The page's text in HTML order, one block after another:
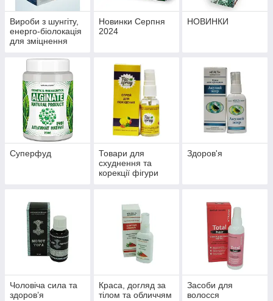
Вироби з шунгіту,
енерго-біолокація
для зміцнення
профілактики
хвороб
Новинки Серпня
2024
НОВИНКИ
Суперфуд
Товари для
схуднення та
корекції фігури
Здоров'я
Чоловіча сила та
здоров’я
Краса, догляд за
тілом та обличчям
Засоби для
волосся